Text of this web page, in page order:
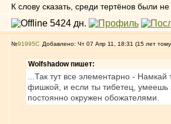
К слову сказать, среди тертёнов были
№91995 Добавлено: Чт 07 Апр 11, 18:31 (15 лет
Wolfshadow пишет:
...Так тут все элементарно -
фишкой, и если ты тибетец, умеешь
постоянно окружен обожателями.